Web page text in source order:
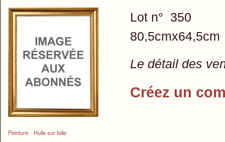
Peinture Huile sur toile
Lot n° 350
80,5cmx64,5cm
Le détail des
Créez un